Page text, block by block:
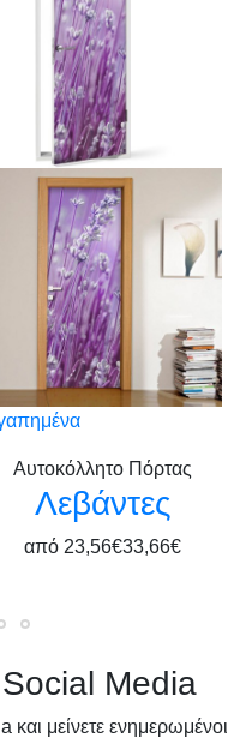
Αυτοκόλλητο Πόρτας
Λεβάντες
από 23,56€33,66€
Media
μείνετε ενημερωμένοι